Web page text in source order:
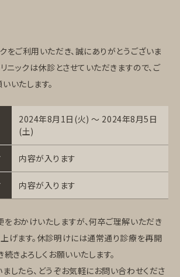
をご利用いただき、誠にありがとうございま
ニックは休診とさせていただきますので、ご
いたします。
2024年8月1日(火) 〜 2024年8月5日
(土)
内容が入ります
内容が入ります
おかけいたしますが、何卒ご理解いただき
げます。休診明けには通常通り診療を再開
続きよろしくお願いいたします。
したら、どうぞお気軽にお問い合わせくださ